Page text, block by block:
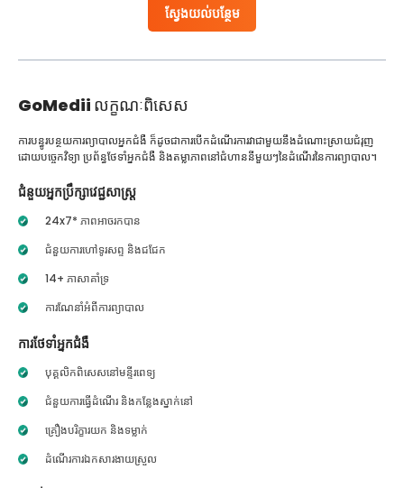
ស្វែងយល់បន្ថែម
GoMedii លក្ខណៈពិសេស
ការបន្ធូរបន្ថយការព្យាបាលអ្នកជំងឺ ក៏ដូចជាការបើកដំណើរការវាជាមួយនឹងដំណោះស្រាយជំរុញ
ដោយបច្ចេកវិទ្យា ប្រព័ន្ធថែទាំអ្នកជំងឺ និងតម្លាភាពនៅជំហាននីមួយៗនៃដំណើរនៃការព្យាបាល។
ជំនួយអ្នកប្រឹក្សាវេជ្ជសាស្ត្រ
24x7* ភាពអាចរកបាន
ជំនួយការហៅទូរសព្ទ និងជជែក
14+ ភាសាគាំទ្រ
ការណែនាំអំពីការព្យាបាល
ការថែទាំអ្នកជំងឺ
បុគ្គលិកពិសេសនៅមន្ទីរពេទ្យ
ជំនួយការធ្វើដំណើរ និងកន្លែងស្នាក់នៅ
គ្រឿងបរិក្ខារយក និងទម្លាក់
ដំណើរការឯកសារងាយស្រួល